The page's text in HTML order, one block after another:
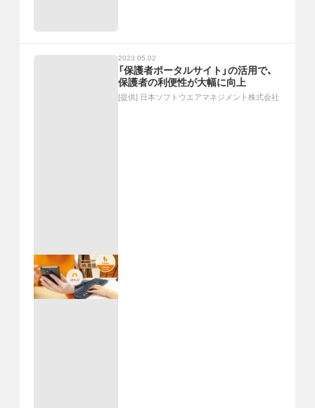
2023.05.02
「保護者ポータルサイト」の活用で、
保護者の利便性が大幅に向上
[提供] 日本ソフトウエアマネジメント株式会社